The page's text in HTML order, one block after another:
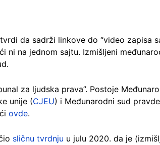
da sadrži linkove do “video zapisa
ni na jednom sajtu. Izmišljeni
za ljudska prava”. Postoje
unije (CJEU) i Međunarodni sud
ovde.
sličnu tvrdnju u julu 2020. da je